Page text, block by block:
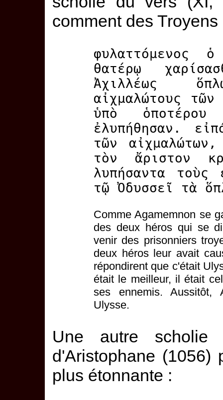
comment des
φυλαττόμενος
θατέρῳ
Ἀχιλλέως
αἰχμαλώτους
ὑπὸ
ἐλυπήθησαν.
τῶν
τὸν ἄριστον
λυπήσαντα τοὺς
τῷ Ὀδυσσεῖ τὰ
Comme Agamemnon se
des deux héros qui se
venir des prisonniers
deux héros leur avait
répondirent que c'était
était le meilleur, il était
ses ennemis. Aussitôt,
Ulysse.
Une autre
d'Aristophane (1056)
plus étonnante :